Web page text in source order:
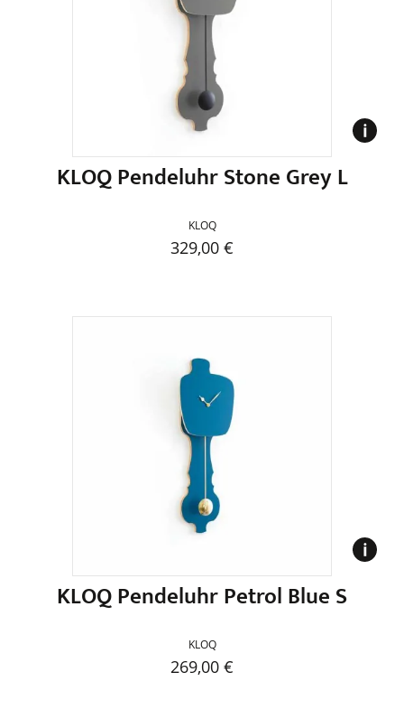
Optionen
können
auf
der
Produktseite
gewählt
werden
KLOQ Pendeluhr Stone Grey L
KLOQ
329,00 €
weist
Varianten
auf.
Die
Optionen
können
auf
der
Produktseite
werden
KLOQ Pendeluhr Petrol Blue S
KLOQ
269,00 €